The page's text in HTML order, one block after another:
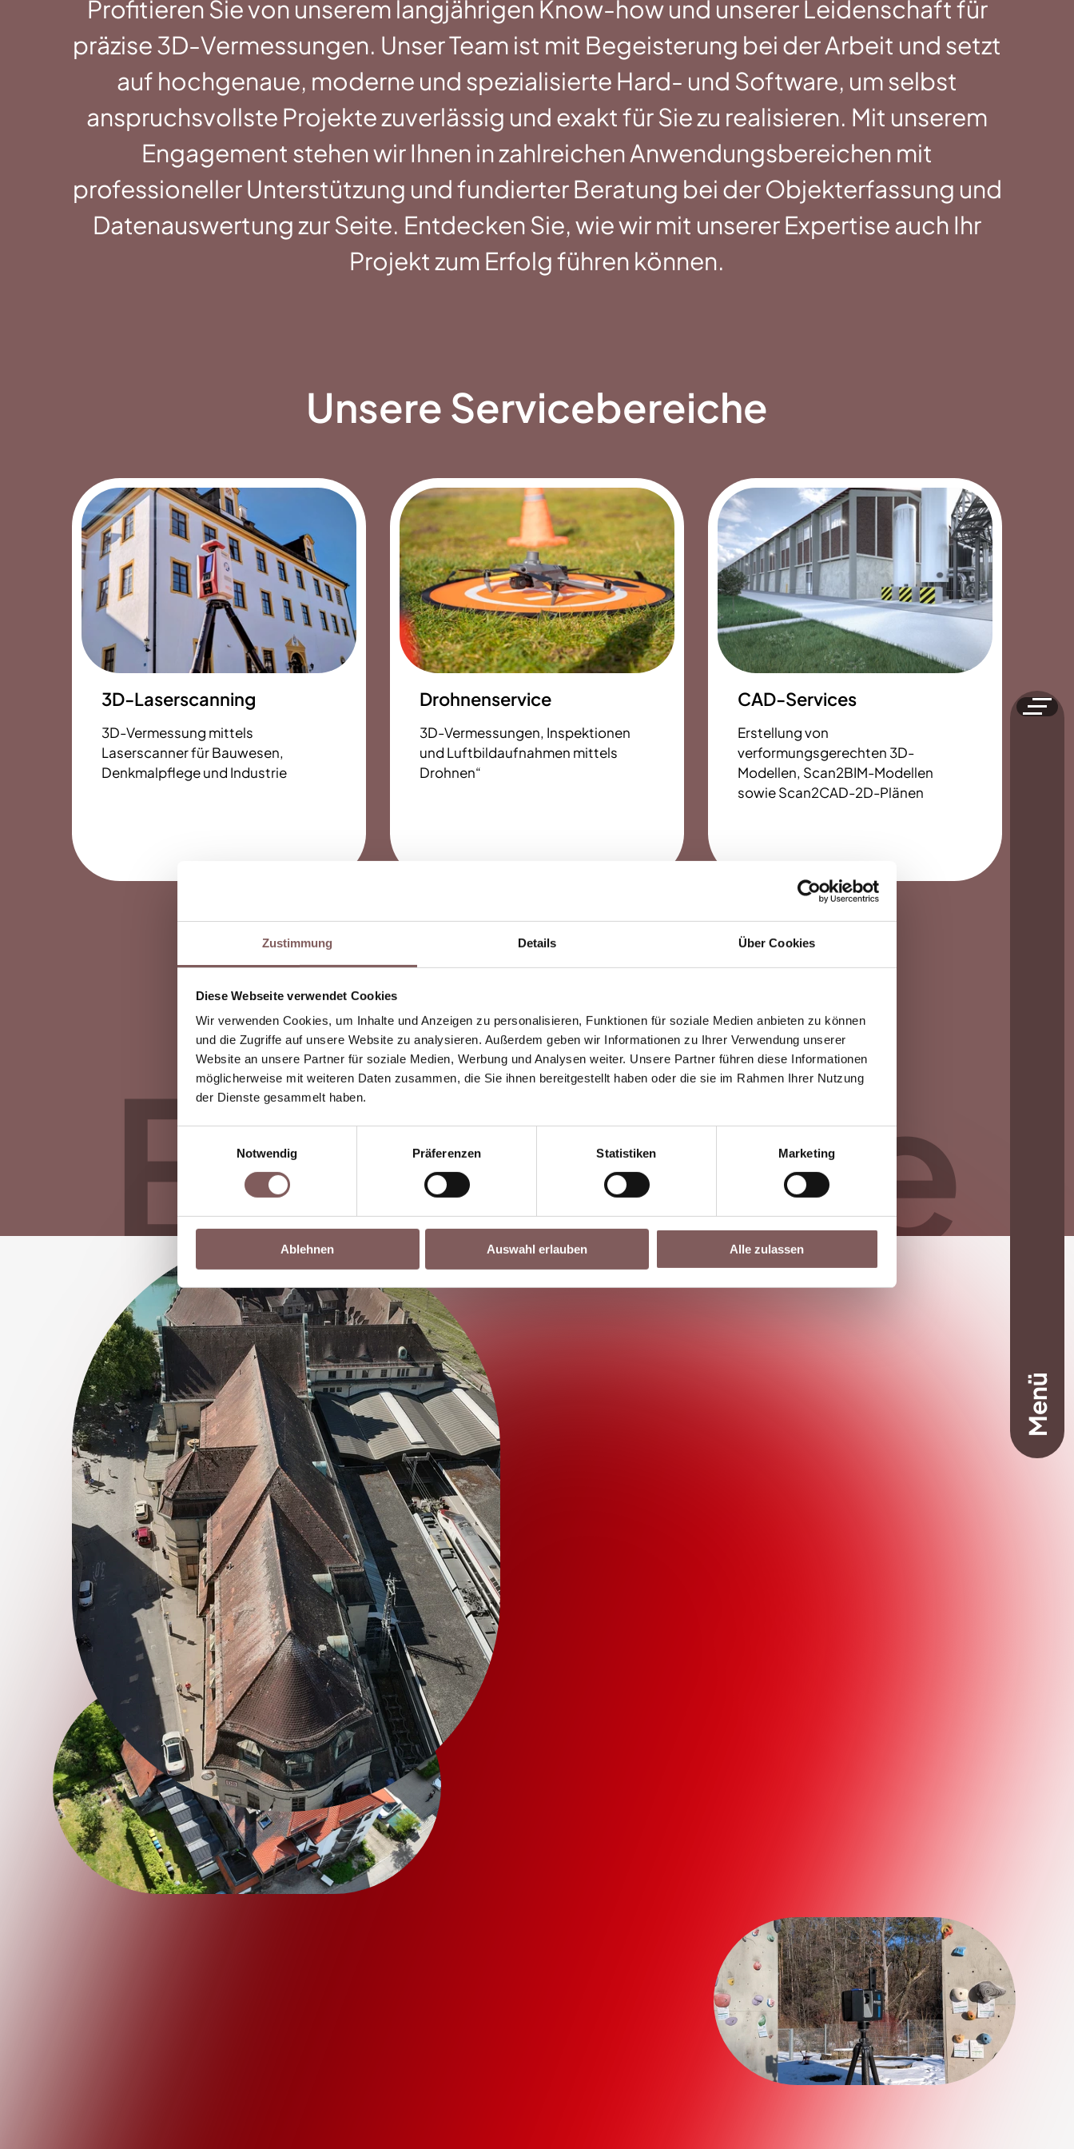
Zustimmung Details Über Cookies
Diese Webseite verwendet Cookies
Wir verwenden Cookies, um Inhalte und Anzeigen zu personalisieren, Funktionen für soziale Medien anbieten zu können
und die Zugriffe auf unsere Website zu analysieren. Außerdem geben wir Informationen zu Ihrer Verwendung unserer
Website an unsere Partner für soziale Medien, Werbung und Analysen weiter. Unsere Partner führen diese Informationen
möglicherweise mit weiteren Daten zusammen, die Sie ihnen bereitgestellt haben oder die sie im Rahmen Ihrer Nutzung
der Dienste gesammelt haben.
Notwendig
Präferenzen Statistiken Marketing
Ablehnen Auswahl erlauben Alle zulassen
Menü
Profitieren Sie von unserem langjährigen Know-how und unserer Leidenschaft für
präzise 3D-Vermessungen. Unser Team ist mit Begeisterung bei der Arbeit und setzt
auf hochgenaue, moderne und spezialisierte Hard- und Software, um selbst
anspruchsvollste Projekte zuverlässig und exakt für Sie zu realisieren. Mit unserem
Engagement stehen wir Ihnen in zahlreichen Anwendungsbereichen mit
professioneller Unterstützung und fundierter Beratung bei der Objekterfassung und
Datenauswertung zur Seite. Entdecken Sie, wie wir mit unserer Expertise auch Ihr
Projekt zum Erfolg führen können.
Unsere Servicebereiche
3D-Laserscanning
3D-Vermessung mittels
Laserscanner für Bauwesen,
Denkmalpflege und Industrie
Drohnenservice
3D-Vermessungen, Inspektionen
und Luftbildaufnahmen mittels
Drohnen“
CAD-Services
Erstellung von
verformungsgerechten 3D-
Modellen, Scan2BIM-Modellen
sowie Scan2CAD-2D-Plänen
Alle Leistungen
Einblicke